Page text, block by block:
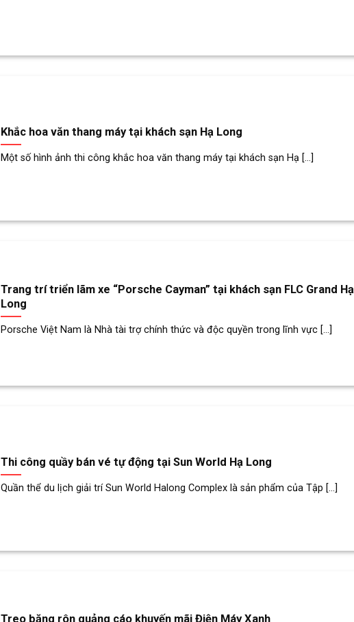
Khắc hoa văn thang máy tại khách sạn Hạ Long
Một số hình ảnh thi công khắc hoa văn thang máy tại khách sạn Hạ [...]
Trang trí triển lãm xe “Porsche Cayman” tại khách sạn FLC Grand Hạ
Long
Porsche Việt Nam là Nhà tài trợ chính thức và độc quyền trong lĩnh vực [...]
Thi công quầy bán vé tự động tại Sun World Hạ Long
Quần thể du lịch giải trí Sun World Halong Complex là sản phẩm của Tập [...]
Treo băng rôn quảng cáo khuyến mãi Điện Máy Xanh